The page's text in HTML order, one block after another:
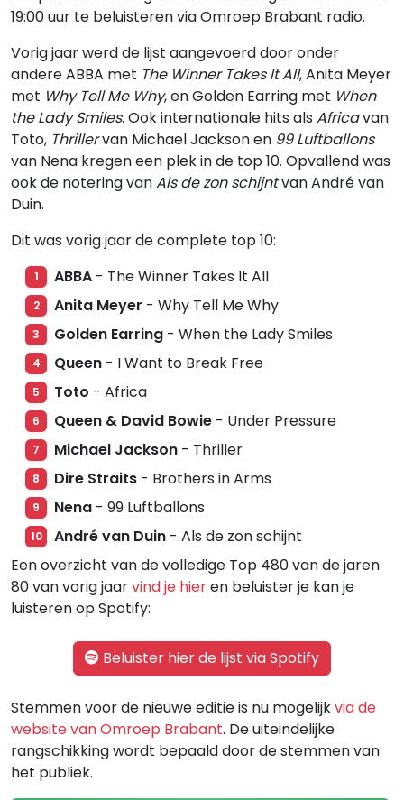
19:00 uur te beluisteren via Omroep Brabant radio.
Vorig jaar werd de lijst aangevoerd door onder
andere ABBA met The Winner Takes It All, Anita Meyer
met Why Tell Me Why, en Golden Earring met When
the Lady Smiles. Ook internationale hits als Africavan
Toto, Thrillervan Michael Jackson en 99 Luftballons
van Nena kregen een plek in de top 10. Opvallend was
ook de notering vanAls de zon schijntvan André van
Duin.
Dit was vorig jaar de complete top 10:
1 ABBA - The Winner Takes It All
2 Anita Meyer - Why Tell Me Why
3 Golden Earring - When the Lady Smiles
4 Queen - I Want to Break Free
5 Toto - Africa
6 Queen & David Bowie - Under Pressure
7 Michael Jackson - Thriller
8 Dire Straits - Brothers in Arms
9 Nena - 99 Luftballons
10 André van Duin - Als de zon schijnt
Een overzicht van de volledige Top 480 van de jaren
80 van vorig jaarvind je hieren beluister je kan je
luisteren op Spotify:
Beluister hier de lijst via Spotify
Stemmen voor de nieuwe editie is nu mogelijkvia de
website van Omroep Brabant. De uiteindelijke
rangschikking wordt bepaald door de stemmen van
het publiek.